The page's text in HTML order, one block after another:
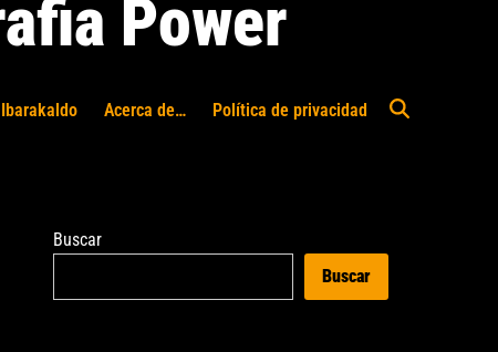
Power
Acerca de… Política de privacidad
Abrir
Buscar
Buscar